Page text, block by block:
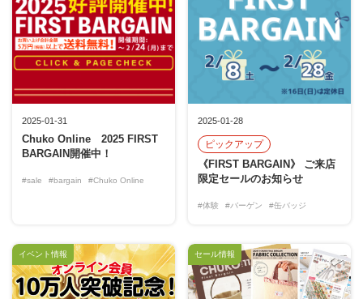
2025-01-31
Chuko Online 2025 FIRST
BARGAIN開催中！
#sale #bargain #Chuko Online
2025-01-28
ピックアップ
《FIRST BARGAIN》 ご来店
限定セールのお知らせ
#体験 #バーゲン #缶バッジ
イベント情報 セール情報